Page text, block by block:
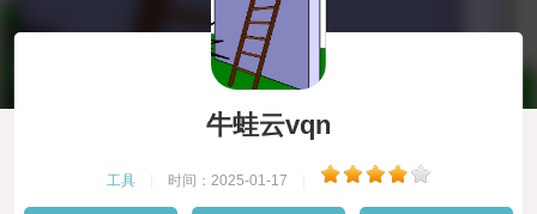
牛蛙云vqn
工具 时间：2025-01-17